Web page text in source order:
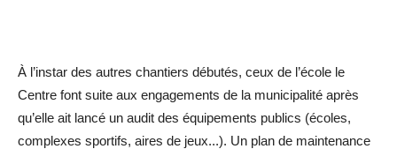
À l’instar des autres chantiers débutés, ceux de l’école le
Centre font suite aux engagements de la municipalité après
qu’elle ait lancé un audit des équipements publics (écoles,
complexes sportifs, aires de jeux...). Un plan de maintenance